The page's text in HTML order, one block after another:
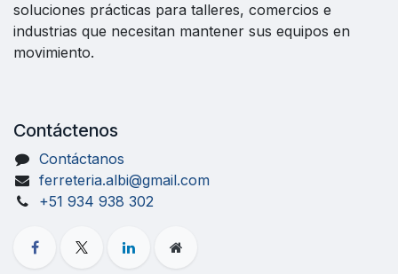
soluciones prácticas para talleres, comercios e
industrias que necesitan mantener sus equipos en
movimiento.
Contáctenos
Contáctanos
ferreteria.albi@gmail.com
+51 934 938 302